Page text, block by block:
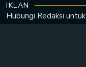
IKLAN
Hubungi Redaksi untuk